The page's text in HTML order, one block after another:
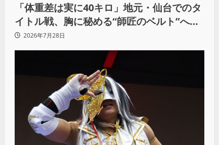
「体重差は実に40キロ」地元・仙台でのタ
イトル戦、胸に秘める“師匠のベルト”への
想いと同期決戦への決意
2026年7月28日